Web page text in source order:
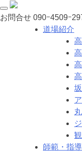
お問合せ 090ｰ4509ｰ
道場紹介
師範・指